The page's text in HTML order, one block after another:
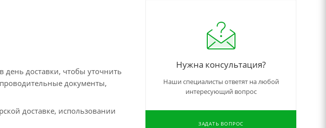
день доставки, чтобы уточнить
документы,
доставке, использовании
Нужна консультация?
Наши специалисты ответят на любой
интересующий вопрос
ЗАДАТЬ ВОПРОС